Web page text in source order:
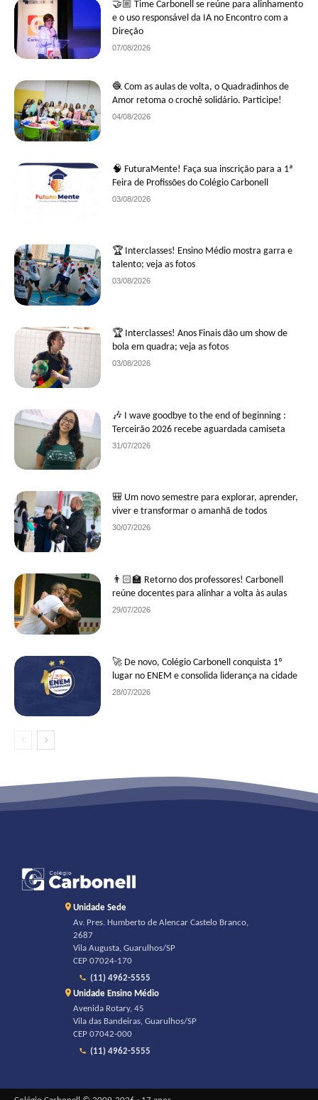
🤝🏼 Time Carbonell se reúne para alinhamento
e o uso responsável da IA no Encontro com a
Direção
07/08/2026
🧶 Com as aulas de volta, o Quadradinhos de
Amor retoma o crochê solidário. Participe!
04/08/2026
🧠 FuturaMente! Faça sua inscrição para a 1ª
Feira de Profissões do Colégio Carbonell
03/08/2026
🏆 Interclasses! Ensino Médio mostra garra e
talento; veja as fotos
03/08/2026
🏆 Interclasses! Anos Finais dão um show de
bola em quadra; veja as fotos
03/08/2026
🎶 I wave goodbye to the end of beginning :
Terceirão 2026 recebe aguardada camiseta
31/07/2026
🎒 Um novo semestre para explorar, aprender,
viver e transformar o amanhã de todos
30/07/2026
👨🏻‍🏫 Retorno dos professores! Carbonell
reúne docentes para alinhar a volta às aulas
29/07/2026
🚀 De novo, Colégio Carbonell conquista 1º
lugar no ENEM e consolida liderança na cidade
28/07/2026
Unidade Sede
Av. Pres. Humberto de Alencar Castelo Branco,
2687
Vila Augusta, Guarulhos/SP
CEP 07024-170
(11) 4962-5555
Unidade Ensino Médio
Avenida Rotary, 45
Vila das Bandeiras, Guarulhos/SP
CEP 07042-000
(11) 4962-5555